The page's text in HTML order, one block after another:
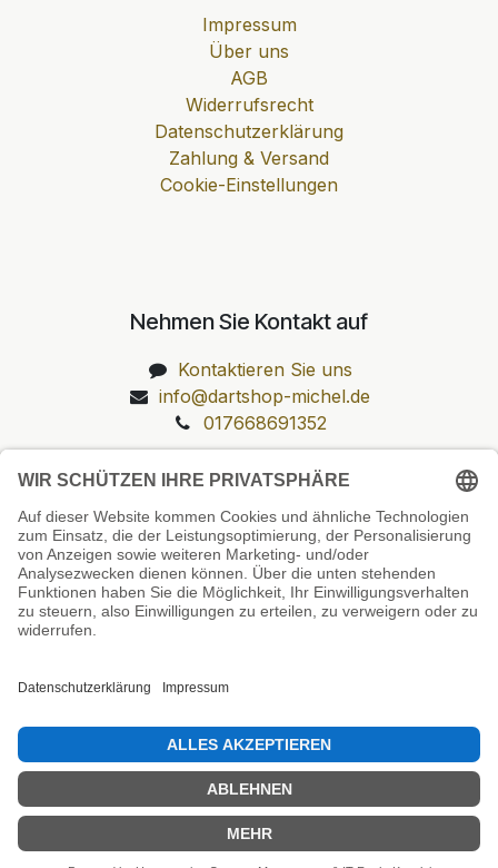
Impressum
Über uns
AGB
Widerrufsrecht
Datenschutzerklärung
Zahlung & Versand
Cookie-Einstellungen
Nehmen Sie Kontakt auf
Kontaktieren Sie uns
info@dartshop-michel.de
017668691352
Unsere Prüfsiegel